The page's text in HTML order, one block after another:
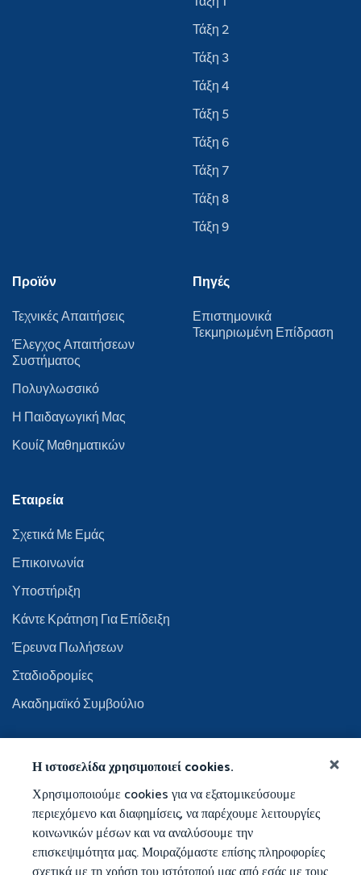
Η ιστοσελίδα χρησιμοποιεί cookies.
Χρησιμοποιούμε cookies για να εξατομικεύσουμε
περιεχόμενο και διαφημίσεις, να παρέχουμε λειτουργίες
κοινωνικών μέσων και να αναλύσουμε την
επισκεψιμότητα μας. Μοιραζόμαστε επίσης πληροφορίες
Τάξη 2
Τάξη 3
Τάξη 4
Τάξη 5
Τάξη 6
Τάξη 7
Τάξη 8
Τάξη 9
Προϊόν
Τεχνικές Απαιτήσεις
Έλεγχος Απαιτήσεων
Συστήματος
Πολυγλωσσικό
Η Παιδαγωγική Μας
Κουίζ Μαθηματικών
Πηγές
Επιστημονικά
Τεκμηριωμένη Επίδραση
Εταιρεία
Σχετικά Με Εμάς
Επικοινωνία
Υποστήριξη
Κάντε Κράτηση Για Επίδειξη
Έρευνα Πωλήσεων
Σταδιοδρομίες
Ακαδημαϊκό Συμβούλιο